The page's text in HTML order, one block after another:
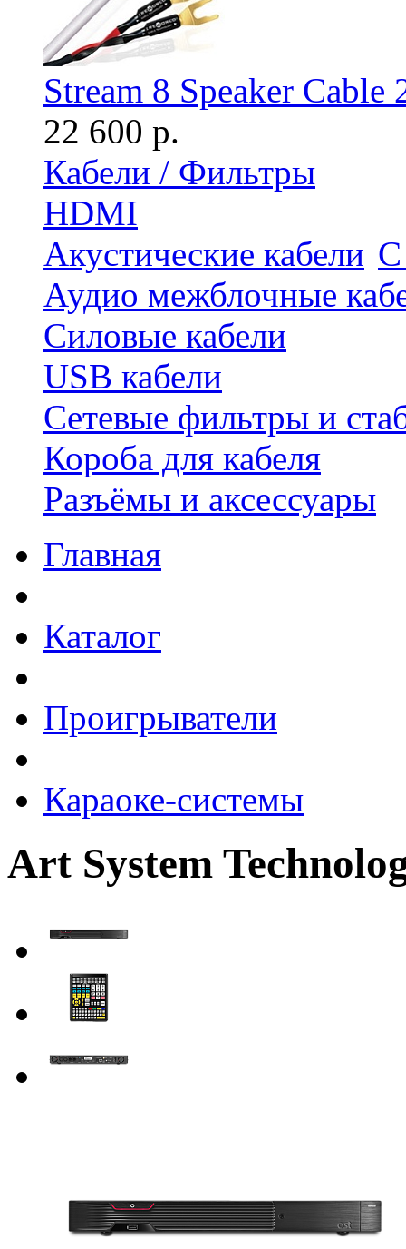
Stream 8 Speaker Cable
22 600 р.
Кабели / Фильтры
HDMI
Акустические кабели С
Аудио межблочные
Силовые кабели
USB кабели
Сетевые фильтры и
Короба для кабеля
Разъёмы и аксессуары
Главная
Каталог
Проигрыватели
Караоке-системы
Art System